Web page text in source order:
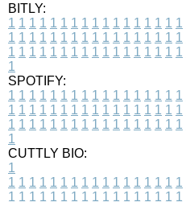
BITLY:
1 1 1 1 1 1 1 1 1 1 1 1 1 1 1 1 1
1 1 1 1 1 1 1 1 1 1 1 1 1 1 1 1 1
1 1 1 1 1 1 1 1 1 1 1 1 1 1 1 1 1
1
SPOTIFY:
1 1 1 1 1 1 1 1 1 1 1 1 1 1 1 1 1
1 1 1 1 1 1 1 1 1 1 1 1 1 1 1 1 1
1 1 1 1 1 1 1 1 1 1 1 1 1 1 1 1 1
1
CUTTLY BIO:
1
1 1 1 1 1 1 1 1 1 1 1 1 1 1 1 1 1
1 1 1 1 1 1 1 1 1 1 1 1 1 1 1 1 1